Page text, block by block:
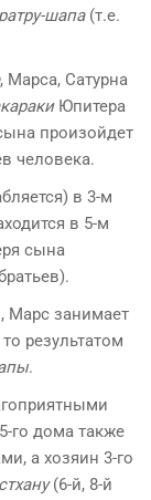
шапа(т.е.
, Марса, Сатурна
Юпитера
произойдет
человека.
в 3-м
в 5-м
сына
Марс занимает
результатом
.
го дома также
а хозяин 3-го
(6-й, 8-й